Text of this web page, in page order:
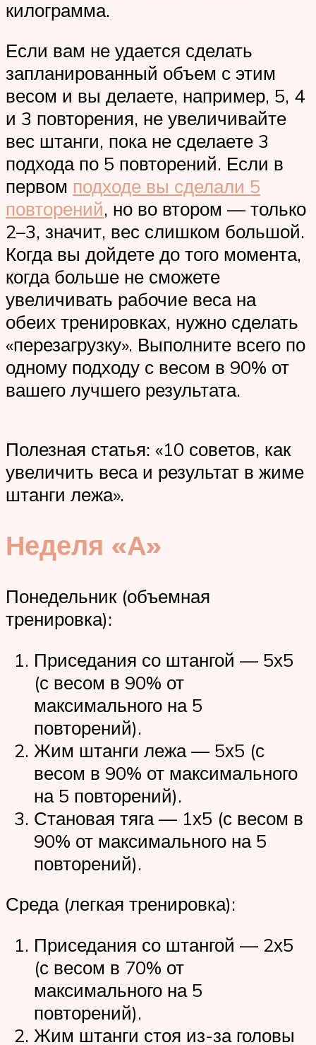
килограмма.
Если вам не удается сделать
запланированный объем с этим
весом и вы делаете, например, 5, 4
и 3 повторения, не увеличивайте
вес штанги, пока не сделаете 3
подхода по 5 повторений. Если в
первом подходе вы сделали 5
повторений, но во втором — только
2–3, значит, вес слишком большой.
Когда вы дойдете до того момента,
когда больше не сможете
увеличивать рабочие веса на
обеих тренировках, нужно сделать
«перезагрузку». Выполните всего по
одному подходу с весом в 90% от
вашего лучшего результата.
Полезная статья: «10 советов, как
увеличить веса и результат в жиме
штанги лежа».
Неделя «А»
Понедельник (объемная
тренировка):
Приседания со штангой — 5х5
(с весом в 90% от
максимального на 5
повторений).
Жим штанги лежа — 5х5 (с
весом в 90% от максимального
на 5 повторений).
Становая тяга — 1х5 (с весом в
90% от максимального на 5
повторений).
Среда (легкая тренировка):
Приседания со штангой — 2х5
(с весом в 70% от
максимального на 5
повторений).
Жим штанги стоя из-за головы